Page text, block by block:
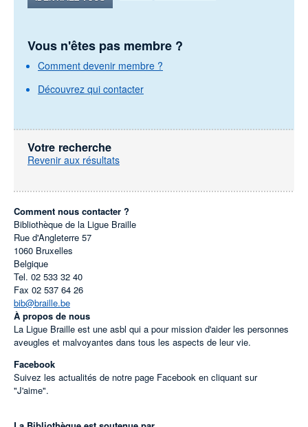
Vous n'êtes pas membre ?
Comment devenir membre ?
Découvrez qui contacter
Votre recherche
Revenir aux résultats
Comment nous contacter ?
Bibliothèque de la Ligue Braille
Rue d'Angleterre 57
1060 Bruxelles
Belgique
Tel. 02 533 32 40
Fax 02 537 64 26
bib@braille.be
À propos de nous
La Ligue Braille est une asbl qui a pour mission d'aider les personnes
aveugles et malvoyantes dans tous les aspects de leur vie.
Facebook
Suivez les actualités de notre page Facebook en cliquant sur
"J'aime".